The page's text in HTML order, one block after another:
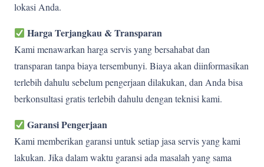
lokasi Anda.
Harga Terjangkau & Transparan
Kami menawarkan harga servis yang bersahabat dan
transparan tanpa biaya tersembunyi. Biaya akan diinformasikan
terlebih dahulu sebelum pengerjaan dilakukan, dan Anda bisa
berkonsultasi gratis terlebih dahulu dengan teknisi kami.
Garansi Pengerjaan
Kami memberikan garansi untuk setiap jasa servis yang kami
lakukan. Jika dalam waktu garansi ada masalah yang sama